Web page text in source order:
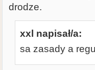
drodze.
xxl napisał/a:
sa zasady a